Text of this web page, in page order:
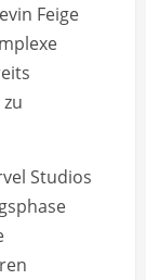
Feige
Studios